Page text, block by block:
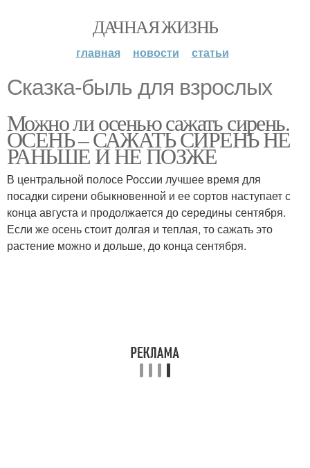
ДАЧНАЯ ЖИЗНЬ
главная новости статьи
Сказка-быль для взрослых
Можно ли осенью сажать сирень.
ОСЕНЬ – САЖАТЬ СИРЕНЬ НЕ
РАНЬШЕ И НЕ ПОЗЖЕ
В центральной полосе России лучшее время для
посадки сирени обыкновенной и ее сортов наступает с
конца августа и продолжается до середины сентября.
Если же осень стоит долгая и теплая, то сажать это
растение можно и дольше, до конца сентября.